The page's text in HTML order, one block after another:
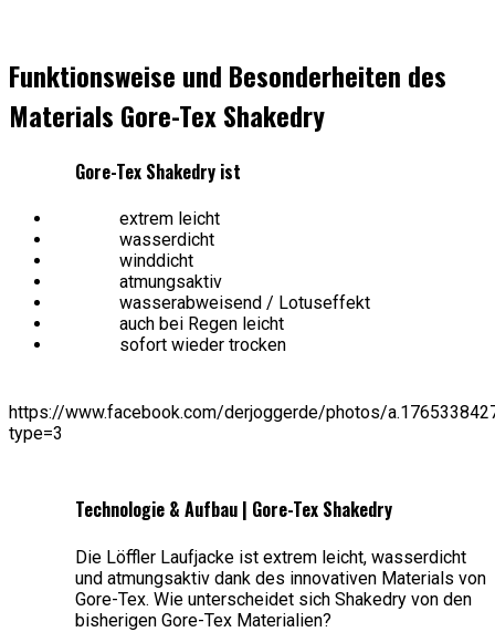
Funktionsweise und Besonderheiten des
Materials Gore-Tex Shakedry
Gore-Tex Shakedry ist
extrem leicht
wasserdicht
winddicht
atmungsaktiv
wasserabweisend / Lotuseffekt
auch bei Regen leicht
sofort wieder trocken
https://www.facebook.com/derjoggerde/photos/
type=3
Technologie & Aufbau | Gore-Tex Shakedry
Die Löffler Laufjacke ist extrem leicht, wasserdicht
und atmungsaktiv dank des innovativen Materials von
Gore-Tex. Wie unterscheidet sich Shakedry von den
bisherigen Gore-Tex Materialien?